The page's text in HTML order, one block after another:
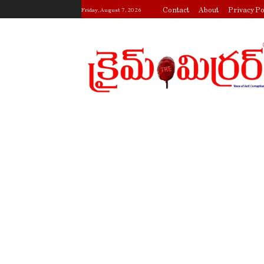
Friday, August 7, 2026 Contact About Privacy